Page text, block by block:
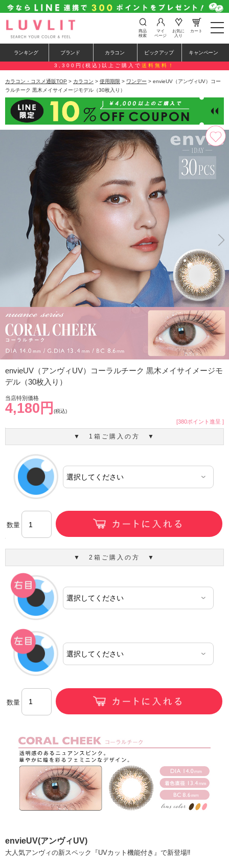
t
o
e
n
a
a
i
o
n
商品
検索
マイ
ページ
お気に
入り
カート
ランキング ブランド カラコン ピックアップ キャンペーン
3,300円(税込)以上ご購入で 送料無料！
カラコン・コスメ通販TOP > カラコン > 使用期限 > ワンデー > envieUV（アンヴィUV）コー
ラルチーク 黒木メイサイメージモデル（30枚入り）
envieUV（アンヴィUV）コーラルチーク 黒木メイサイメージモ
デル（30枚入り）
当店特別価格
4,180円 (税込)
[380ポイント進呈 ]
▼ 1箱ご購入の方 ▼
数量
▼ 2箱ご購入の方 ▼
数量
envieUV(アンヴィUV)
大人気アンヴィの新スペック『UVカット機能付き』で新登場‼